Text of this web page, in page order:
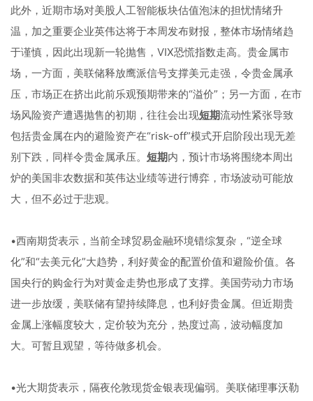
此外，近期市场对美股人工智能板块估值泡沫的担忧情绪升
温，加之重要企业英伟达将于本周发布财报，整体市场情绪趋
于谨慎，因此出现新一轮抛售，VIX恐慌指数走高。贵金属市
场，一方面，美联储释放鹰派信号支撑美元走强，令贵金属承
压，市场正在挤出此前乐观预期带来的“溢价”；另一方面，在市
场风险资产遭遇抛售的初期，往往会出现短期流动性紧张导致
包括贵金属在内的避险资产在“risk-off”模式开启阶段出现无差
别下跌，同样令贵金属承压。 短期内，预计市场将围绕本周出
炉的美国非农数据和英伟达业绩等进行博弈，市场波动可能放
大，但不必过于悲观。
•西南期货表示，当前全球贸易金融环境错综复杂，“逆全球
化”和“去美元化”大趋势，利好黄金的配置价值和避险价值。各
国央行的购金行为对黄金走势也形成了支撑。美国劳动力市场
进一步放缓，美联储有望持续降息，也利好贵金属。但近期贵
金属上涨幅度较大，定价较为充分，热度过高，波动幅度加
大。可暂且观望，等待做多机会。
•光大期货表示，隔夜伦敦现货金银表现偏弱。美联储理事沃勒